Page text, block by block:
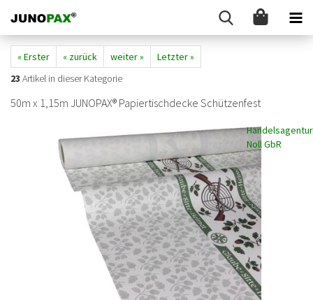
« Erster « zurück weiter »
Letzter »
23 Artikel in dieser Kategorie
50m x 1,15m JUNOPAX® Papiertischdecke Schützenfest
Handelsagentur
Noll GbR